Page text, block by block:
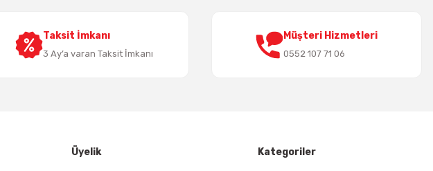
Taksit İmkanı
3 Ay’a varan Taksit İmkanı
Müşteri Hizmetleri
0552 107 71 06
Üyelik Kategoriler